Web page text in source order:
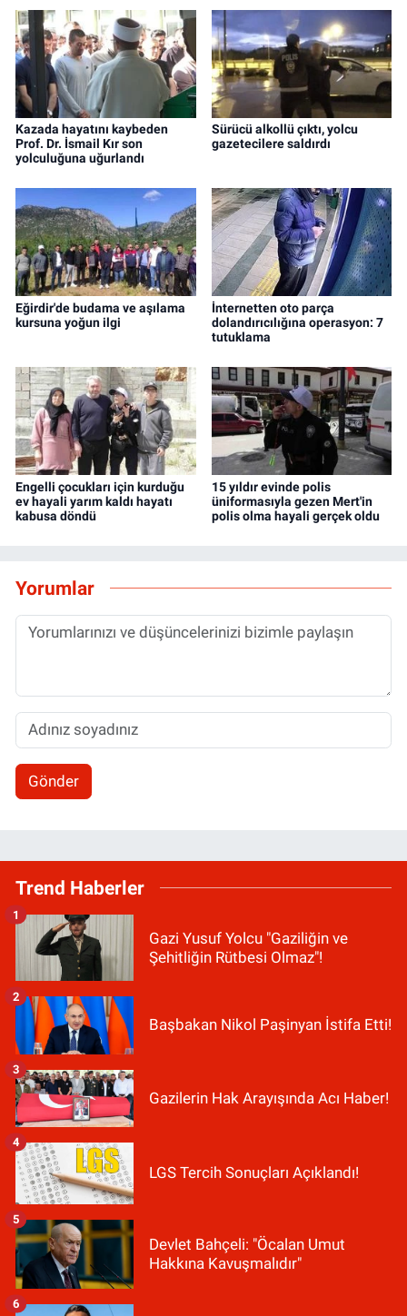
Kazada hayatını kaybeden
Prof. Dr. İsmail Kır son
yolculuğuna uğurlandı
Sürücü alkollü çıktı, yolcu
gazetecilere saldırdı
Eğirdir'de budama ve aşılama
kursuna yoğun ilgi
İnternetten oto parça
dolandırıcılığına operasyon: 7
tutuklama
Engelli çocukları için kurduğu
ev hayali yarım kaldı hayatı
kabusa döndü
15 yıldır evinde polis
üniformasıyla gezen Mert'in
polis olma hayali gerçek oldu
Yorumlar
Gönder
Trend Haberler
Gazi Yusuf Yolcu "Gaziliğin ve
Şehitliğin Rütbesi Olmaz"!
1
Başbakan Nikol Paşinyan İstifa Etti!
2
Gazilerin Hak Arayışında Acı Haber!
3
LGS Tercih Sonuçları Açıklandı!
4
Devlet Bahçeli: "Öcalan Umut
Hakkına Kavuşmalıdır"
5
6